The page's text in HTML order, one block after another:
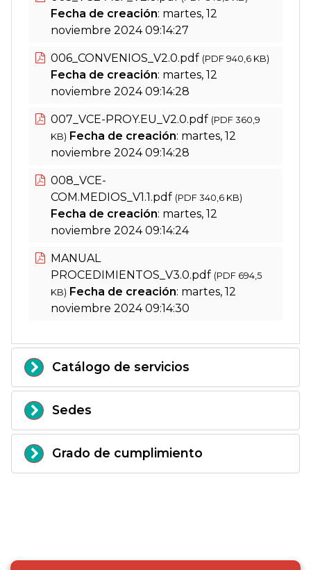
Fecha de creación: martes, 12
noviembre 2024 09:14:27
006_CONVENIOS_V2.0.pdf (PDF 940,6 KB)
Fecha de creación: martes, 12
noviembre 2024 09:14:28
007_VCE-PROY.EU_V2.0.pdf (PDF 360,9
KB) Fecha de creación: martes, 12
noviembre 2024 09:14:28
008_VCE-
COM.MEDIOS_V1.1.pdf (PDF 340,6 KB)
Fecha de creación: martes, 12
noviembre 2024 09:14:24
MANUAL
PROCEDIMIENTOS_V3.0.pdf (PDF 694,5
KB) Fecha de creación: martes, 12
noviembre 2024 09:14:30
Catálogo de servicios
Sedes
Grado de cumplimiento